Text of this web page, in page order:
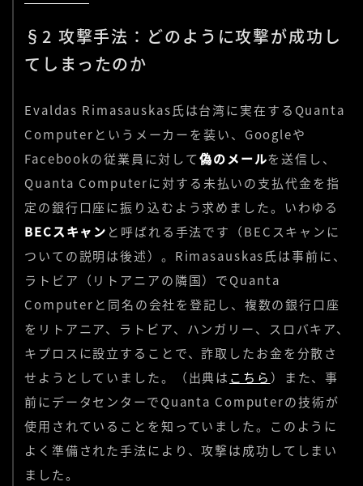
§2 攻撃手法：どのように攻撃が成功し
てしまったのか
Evaldas Rimasauskas氏は台湾に実在するQuanta
Computerというメーカーを装い、Googleや
Facebookの従業員に対して偽のメールを送信し、
Quanta Computerに対する未払いの支払代金を指
定の銀行口座に振り込むよう求めました。いわゆる
BECスキャン と呼ばれる手法です（BECスキャンに
ついての説明は後述）。Rimasauskas氏は事前に、
ラトビア（リトアニアの隣国）でQuanta
Computerと同名の会社を登記し、複数の銀行口座
をリトアニア、ラトビア、ハンガリー、スロバキア、
キプロスに設立することで、詐取したお金を分散さ
せようとしていました。（出典は こちら ）また、事
前にデータセンターでQuanta Computerの技術が
使用されていることを知っていました。このように
よく準備された手法により、攻撃は成功してしまい
ました。